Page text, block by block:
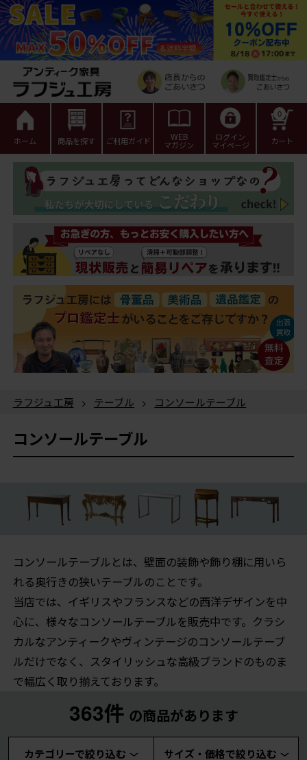
ホーム 商品を探す ご利用ガイド WEB
マガジン
ログイン
マイページ カート
0
ラフジュ工房 > テーブル > コンソールテーブル
コンソールテーブル
コンソールテーブルとは、壁面の装飾や飾り棚に用いら
れる奥行きの狭いテーブルのことです。
当店では、イギリスやフランスなどの西洋デザインを中
心に、様々なコンソールテーブルを販売中です。クラシ
カルなアンティークやヴィンテージのコンソールテーブ
ルだけでなく、スタイリッシュな高級ブランドのものま
で幅広く取り揃えております。
363件 の商品があります
カテゴリーで絞り込む サイズ・価格で絞り込む